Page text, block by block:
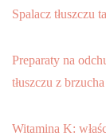
Spalacz tłuszczu
Preparaty na
tłuszczu z brzucha
Witamina K: